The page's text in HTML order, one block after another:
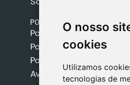
O nosso
cookies
Utilizamos
tecnologias de
O nosso
cookies
Utilizamos
tecnologias de
POLÍTICAS
Política de Envios
Política de Cookies
Política de Privacidade
Aviso Legal